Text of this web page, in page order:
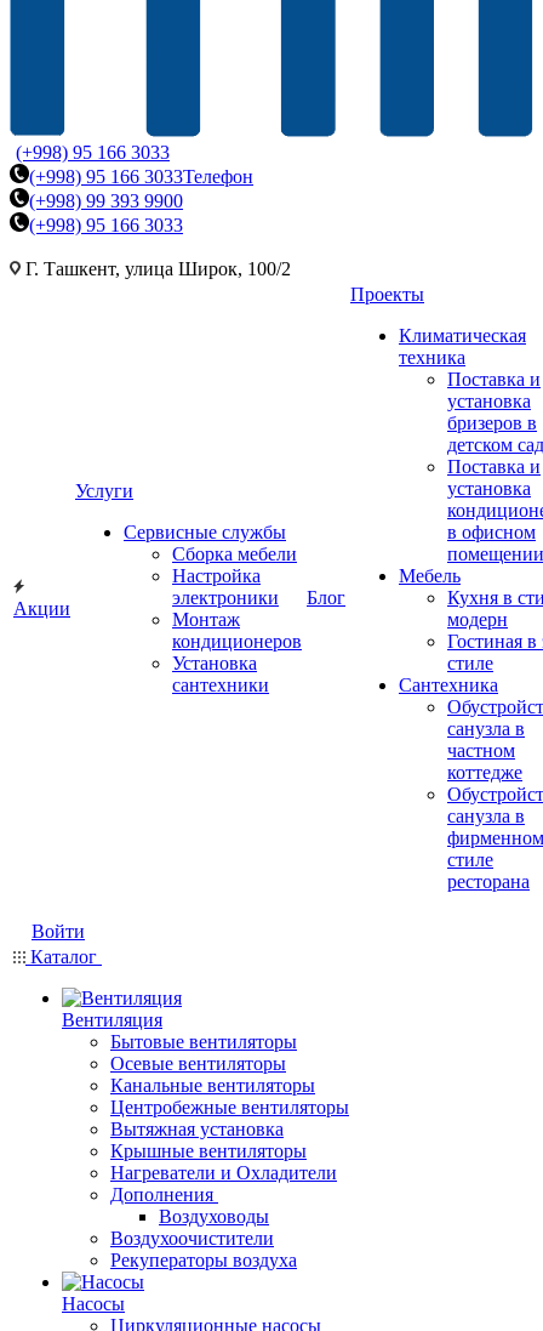
(+998) 95 166 3033
(+998) 95 166 3033Телефон
(+998) 99 393 9900
(+998) 95 166 3033
Г. Ташкент, улица Широк, 100/2
Акции
Услуги
Сервисные службы
Сборка мебели
Настройка
электроники
Монтаж
кондиционеров
Установка
сантехники
Блог
Проекты
Климатическая
техника
Поставка и
установка
бризеров в
детском
Поставка и
установка
в офисном
помещении
Мебель
Кухня в
модерн
Гостиная в
стиле
Сантехника
санузла в
частном
коттедже
санузла в
фирменном
стиле
ресторана
Войти
Каталог
Вентиляция
Бытовые вентиляторы
Осевые вентиляторы
Канальные вентиляторы
Центробежные вентиляторы
Вытяжная установка
Крышные вентиляторы
Нагреватели и Охладители
Дополнения
Воздуховоды
Воздухоочистители
Рекуператоры воздуха
Насосы
Циркуляционные насосы